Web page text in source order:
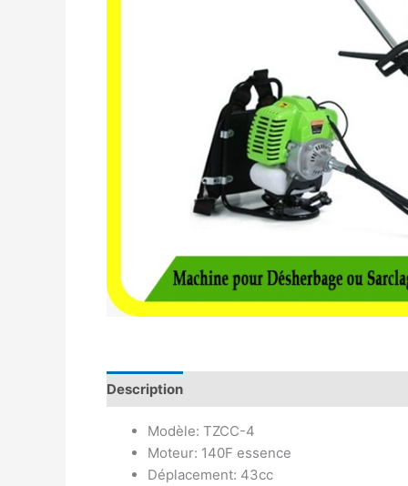
Description
Modèle: TZCC-4
Moteur: 140F essence
Déplacement: 43cc